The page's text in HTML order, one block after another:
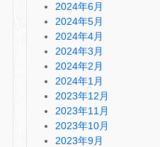
2024年6月
2024年5月
2024年4月
2024年3月
2024年2月
2024年1月
2023年12月
2023年11月
2023年10月
2023年9月